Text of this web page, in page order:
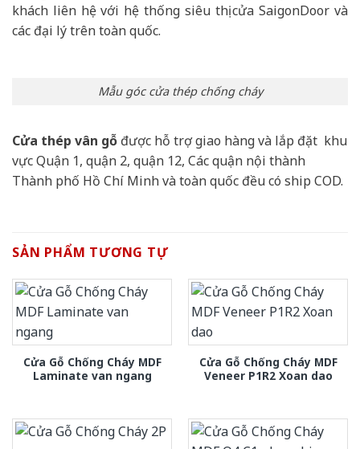
khách liên hệ với hệ thống siêu thị cửa SaigonDoor và
các đại lý trên toàn quốc.
Mẫu góc cửa thép chống cháy
Cửa thép vân gỗ được hỗ trợ giao hàng và lắp đặt khu
vực Quận 1, quận 2, quận 12, Các quận nội thành
Thành phố Hồ Chí Minh và toàn quốc đều có ship COD.
SẢN PHẨM TƯƠNG TỰ
Cửa Gỗ Chống Cháy MDF
Laminate van ngang
Cửa Gỗ Chống Cháy MDF
Veneer P1R2 Xoan dao